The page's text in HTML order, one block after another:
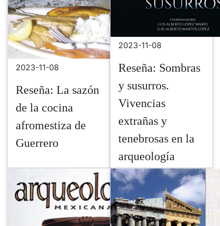
2023-11-08
Reseña: La sazón
de la cocina
afromestiza de
Guerrero
2023-11-08
Reseña: Sombras
y susurros.
Vivencias
extrañas y
tenebrosas en la
arqueología